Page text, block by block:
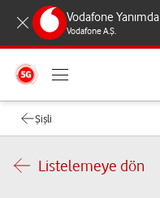
Vodafone Yanımda
Vodafone A.Ş.
Şişli
Listelemeye dön